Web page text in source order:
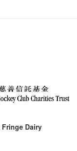
Fringe Dairy